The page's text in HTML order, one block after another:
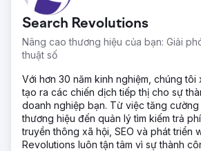
Search Revolutions
Nâng cao thương hiệu của bạn: Giải
thuật số
Với hơn 30 năm kinh nghiệm, chúng
tạo ra các chiến dịch tiếp thị cho sự
doanh nghiệp bạn. Từ việc tăng cường
thương hiệu đến quản lý tìm kiếm trả
truyền thông xã hội, SEO và phát triển
Revolutions luôn tận tâm vì sự thành